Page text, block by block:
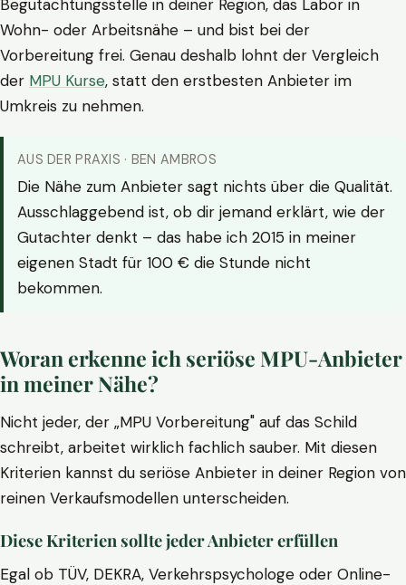
Begutachtungsstelle in deiner Region, das Labor in
Wohn- oder Arbeitsnähe – und bist bei der
Vorbereitung frei. Genau deshalb lohnt der Vergleich
der MPU Kurse, statt den erstbesten Anbieter im
Umkreis zu nehmen.
AUS DER PRAXIS · BEN AMBROS
Die Nähe zum Anbieter sagt nichts über die Qualität.
Ausschlaggebend ist, ob dir jemand erklärt, wie der
Gutachter denkt – das habe ich 2015 in meiner
eigenen Stadt für 100 € die Stunde nicht
bekommen.
Woran erkenne ich seriöse MPU-Anbieter
in meiner Nähe?
Nicht jeder, der „MPU Vorbereitung" auf das Schild
schreibt, arbeitet wirklich fachlich sauber. Mit diesen
Kriterien kannst du seriöse Anbieter in deiner Region von
reinen Verkaufsmodellen unterscheiden.
Diese Kriterien sollte jeder Anbieter erfüllen
Egal ob TÜV, DEKRA, Verkehrspsychologe oder Online-